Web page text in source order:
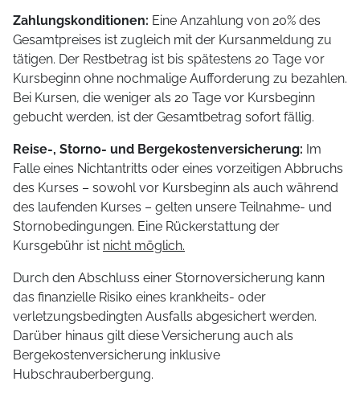
Zahlungskonditionen: Eine Anzahlung von 20% des
Gesamtpreises ist zugleich mit der Kursanmeldung zu
tätigen. Der Restbetrag ist bis spätestens 20 Tage vor
Kursbeginn ohne nochmalige Aufforderung zu bezahlen.
Bei Kursen, die weniger als 20 Tage vor Kursbeginn
gebucht werden, ist der Gesamtbetrag sofort fällig.
Reise-, Storno- und Bergekostenversicherung: Im
Falle eines Nichtantritts oder eines vorzeitigen Abbruchs
des Kurses – sowohl vor Kursbeginn als auch während
des laufenden Kurses – gelten unsere Teilnahme- und
Stornobedingungen. Eine Rückerstattung der
Kursgebühr ist nicht möglich.
Durch den Abschluss einer Stornoversicherung kann
das finanzielle Risiko eines krankheits- oder
verletzungsbedingten Ausfalls abgesichert werden.
Darüber hinaus gilt diese Versicherung auch als
Bergekostenversicherung inklusive
Hubschrauberbergung.